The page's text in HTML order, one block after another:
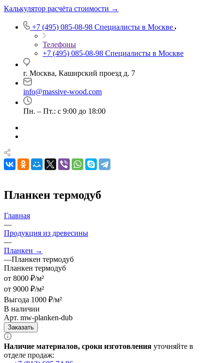
Калькулятор расчёта стоимости →
+7 (495) 085-08-98 Специалисты в Москве
Телефоны
+7 (495) 085-08-98 Специалисты в Москве
г. Москва, Каширский проезд д. 7
info@massive-wood.com
Пн. – Пт.: с 9:00 до 18:00
Планкен термодуб
Главная
—
Продукция из древесины
—
Планкен →
—Планкен термодуб
Планкен термодуб
от 8000 ₽/м²
от 9000 ₽/м²
Выгода 1000 ₽/м²
В наличии
Арт. mw-planken-dub
Заказать
Наличие материалов, сроки изготовления уточняйте в
отделе продаж: